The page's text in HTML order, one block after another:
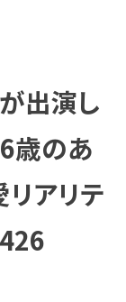
出演し
歳のあ
アリテ